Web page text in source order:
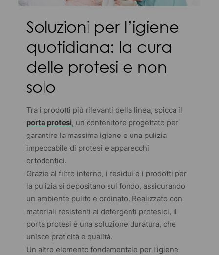
Soluzioni per l’igiene
quotidiana: la cura
delle protesi e non
solo
Tra i prodotti più rilevanti della linea, spicca il
porta protesi, un contenitore progettato per
garantire la massima igiene e una pulizia
impeccabile di protesi e apparecchi
ortodontici.
Grazie al filtro interno, i residui e i prodotti per
la pulizia si depositano sul fondo, assicurando
un ambiente pulito e ordinato. Realizzato con
materiali resistenti ai detergenti protesici, il
porta protesi è una soluzione duratura, che
unisce praticità e qualità.
Un altro elemento fondamentale per l’igiene